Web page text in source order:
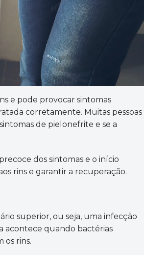
e pode provocar sintomas
corretamente. Muitas pessoas
de pielonefrite e se a
dos sintomas e o início
rins e garantir a recuperação.
superior, ou seja, uma infecção
acontece quando bactérias
os rins.